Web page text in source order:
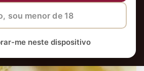
sou menor de 18
me neste dispositivo